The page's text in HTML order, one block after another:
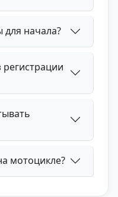
начала?
мотоцикле?